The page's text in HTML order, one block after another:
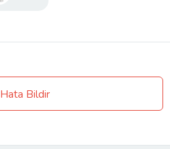
Hata Bildir